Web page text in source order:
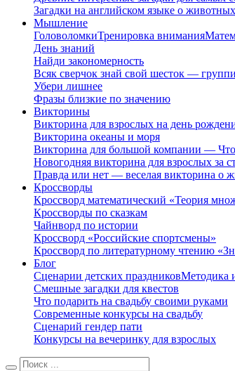
Загадки на английском языке о животных
Мышление
ГоловоломкиТренировка внимания
День знаний
Найди закономерность
Всяк сверчок знай свой шесток —
Убери лишнее
Фразы близкие по значению
Викторины
Викторина для взрослых на день
Викторина океаны и моря
Викторина для большой компании — Что
Новогодняя викторина для взрослых за
Правда или нет — веселая викторина о
Кроссворды
Кроссворд математический «Теория
Кроссворды по сказкам
Чайнворд по истории
Кроссворд «Российские спортсмены»
Кроссворд по литературному чтению
Блог
Сценарии детских праздниковМетодика
Смешные загадки для квестов
Что подарить на свадьбу своими руками
Современные конкурсы на свадьбу
Сценарий гендер пати
Конкурсы на вечеринку для взрослых